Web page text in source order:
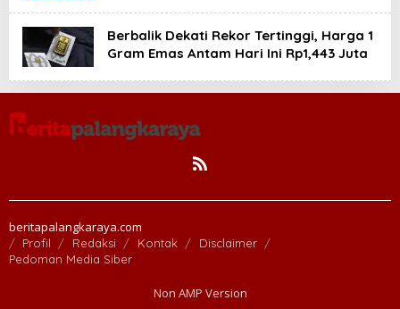
Berbalik Dekati Rekor Tertinggi, Harga 1
Gram Emas Antam Hari Ini Rp1,443 Juta
beritapalangkaraya.com
Profil Redaksi Kontak
Disclaimer
Pedoman Media Siber
Non AMP Version